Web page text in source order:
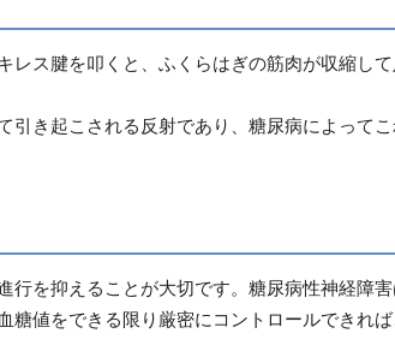
レス腱を叩くと、ふくらはぎの筋肉が収縮し
き起こされる反射であり、糖尿病によって
行を抑えることが大切です。糖尿病性神経障
糖値をできる限り厳密にコントロールできれ